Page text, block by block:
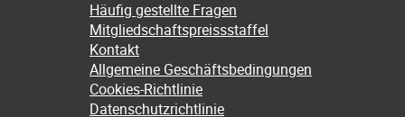
Häufig gestellte Fragen
Mitgliedschaftspreissstaffel
Kontakt
Allgemeine Geschäftsbedingungen
Cookies-Richtlinie
Datenschutzrichtlinie